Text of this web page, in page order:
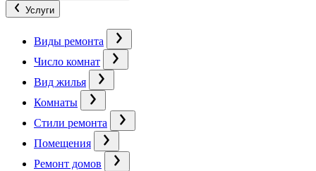
Услуги
Виды ремонта
Число комнат
Вид жилья
Комнаты
Стили ремонта
Помещения
Ремонт домов